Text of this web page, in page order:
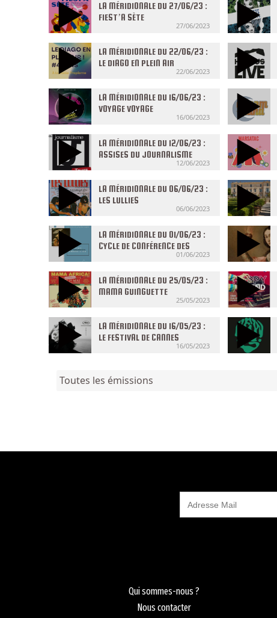
LA MÉRIDIONALE DU 27/06/23 :
FIEST’A SÈTE
27/06/2023
LA MÉRIDIONALE DU 22/06/23 :
LE DIAGO EN PLEIN AIR
22/06/2023
LA MÉRIDIONALE DU 16/06/23 :
VOYAGE VOYAGE
16/06/2023
LA MÉRIDIONALE DU 12/06/23 :
ASSISES DU JOURNALISME
12/06/2023
LA MÉRIDIONALE DU 06/06/23 :
LES LULLIES
06/06/2023
LA MÉRIDIONALE DU 01/06/23 :
CYCLE DE CONFÉRENCE DES
01/06/2023
LA MÉRIDIONALE DU 25/05/23 :
MAMA GUINGUETTE
25/05/2023
LA MÉRIDIONALE DU 16/05/23 :
LE FESTIVAL DE CANNES
16/05/2023
Toutes les émissions
Qui sommes-nous ?
Nous contacter